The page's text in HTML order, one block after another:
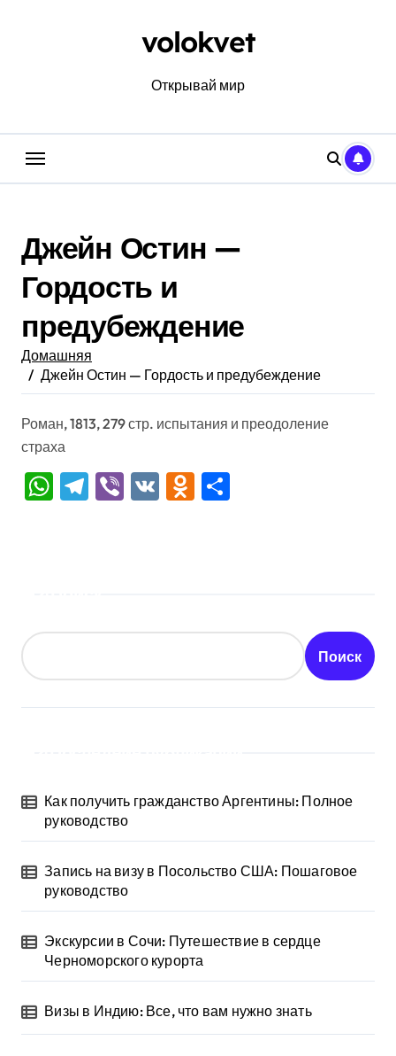
volokvet
Открывай мир
Джейн Остин —
Гордость и
предубеждение
Домашняя
Джейн Остин — Гордость и предубеждение
Роман, 1813, 279 стр. испытания и преодоление
страха
WhatsApp
Telegram
Viber
VK Odnoklassniki
Поиск
Как получить гражданство Аргентины: Полное
руководство
Запись на визу в Посольство США: Пошаговое
руководство
Экскурсии в Сочи: Путешествие в сердце
Черноморского курорта
Визы в Индию: Все, что вам нужно знать